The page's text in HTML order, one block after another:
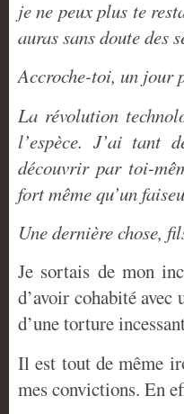
je ne peux plus te
auras sans doute des
Accroche-toi, un jour
La révolution
l’espèce. J’ai tant
découvrir par toi-
fort même qu’un
Une dernière chose,
Je sortais de mon
d’avoir cohabité
d’une torture
Il est tout de même
mes convictions. En